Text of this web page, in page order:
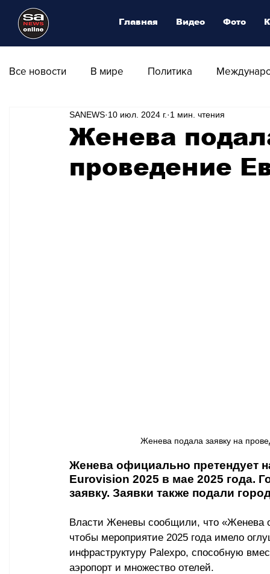
Все новости В мире Политика
Общество Армия Аналитика
Транспорт Культура Магия искусства
Женева
проведение
SANEWS 10 июл. 2024 г. 1 мин. чтения
Женева подала заявку на
Женева официально претендует
Eurovision 2025 в мае 2025 года.
заявку. Заявки также подали
Власти Женевы сообщили, что «Женева
чтобы мероприятие 2025 года имело
инфраструктуру Palexpo, способную
аэропорт и множество отелей.
Главная Видео Фото